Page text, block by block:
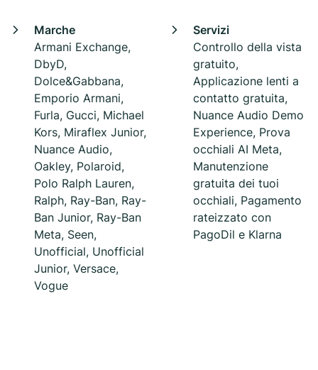
Marche
Armani Exchange,
DbyD,
Dolce&Gabbana,
Emporio Armani,
Furla, Gucci, Michael
Kors, Miraflex Junior,
Nuance Audio,
Oakley, Polaroid,
Polo Ralph Lauren,
Ralph, Ray-Ban, Ray-
Ban Junior, Ray-Ban
Meta, Seen,
Unofficial, Unofficial
Junior, Versace,
Vogue
Servizi
Controllo della vista
gratuito,
Applicazione lenti a
contatto gratuita,
Nuance Audio Demo
Experience, Prova
occhiali AI Meta,
Manutenzione
gratuita dei tuoi
occhiali, Pagamento
rateizzato con
PagoDil e Klarna